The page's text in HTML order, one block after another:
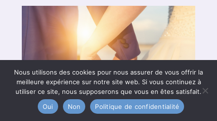
Nous utilisons des cookies pour nous assurer de vous offrir la
meilleure expérience sur notre site web. Si vous continuez à
utiliser ce site, nous supposerons que vous en êtes satisfait.
Oui
Non Politique de confidentialité